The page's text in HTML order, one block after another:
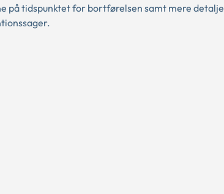
på tidspunktet for bortførelsen samt mere